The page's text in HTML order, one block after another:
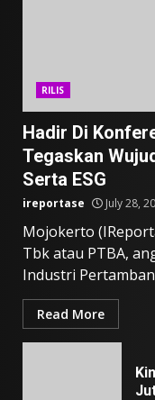
RILIS
Hadir Di
Tegaskan
Serta ESG
ireportase July 28,
Mojokerto
Tbk atau PTBA,
Industri
Read More